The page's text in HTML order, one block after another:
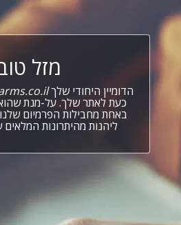
מזל
הדומיין היחודי שלך
כעת לאתר שלך. על-מנת
באחת מחבילות הפרמיום
ליהנות מהיתרונות המלאים